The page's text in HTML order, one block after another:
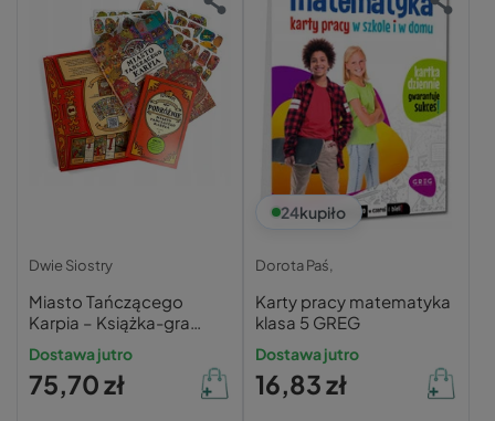
Dwie Siostry
Miasto Tańczącego
Karpia – Książka-gra
paragrafowa i
wyszukiwanka dla dzieci
8+
Dostawa jutro
75,70 zł
24kupiło
Dorota Paś,
Karty pracy matematyka
klasa 5 GREG
Dostawa jutro
16,83 zł